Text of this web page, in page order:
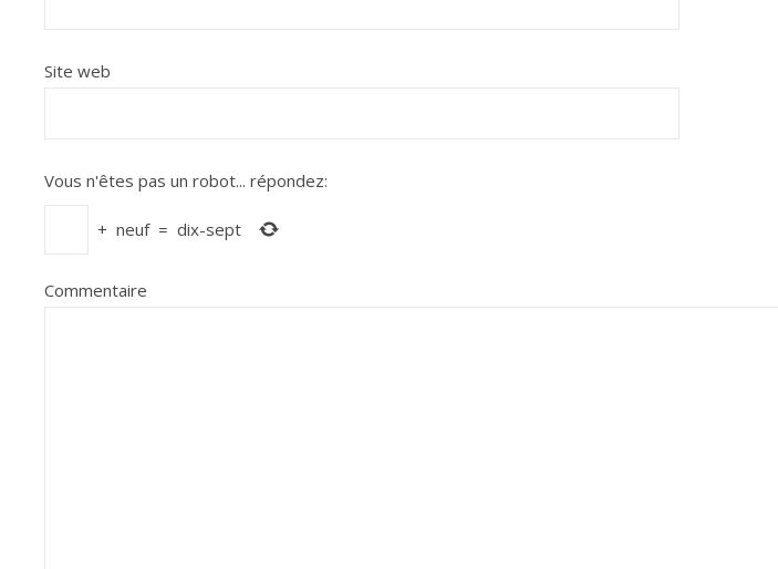
Site web
Vous n'êtes pas un robot... répondez:
+ neuf = dix-sept
Commentaire